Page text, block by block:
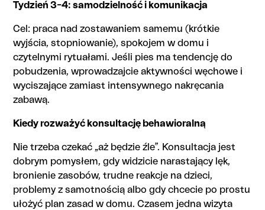
Tydzień 3–4: samodzielność i komunikacja
Cel: praca nad zostawaniem samemu (krótkie
wyjścia, stopniowanie), spokojem w domu i
czytelnymi rytuałami. Jeśli pies ma tendencję do
pobudzenia, wprowadzajcie aktywności węchowe i
wyciszające zamiast intensywnego nakręcania
zabawą.
Kiedy rozważyć konsultację behawioralną
Nie trzeba czekać „aż będzie źle”. Konsultacja jest
dobrym pomysłem, gdy widzicie narastający lęk,
bronienie zasobów, trudne reakcje na dzieci,
problemy z samotnością albo gdy chcecie po prostu
ułożyć plan zasad w domu. Czasem jedna wizyta